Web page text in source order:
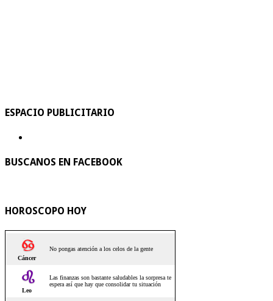
ESPACIO PUBLICITARIO
BUSCANOS EN FACEBOOK
HOROSCOPO HOY